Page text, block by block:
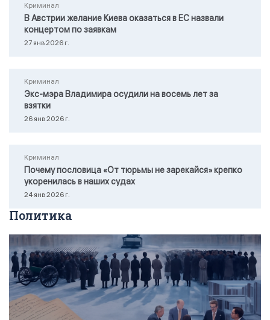
Криминал
В Австрии желание Киева оказаться в ЕС назвали
концертом по заявкам
27 янв 2026 г.
Криминал
Экс-мэра Владимира осудили на восемь лет за
взятки
26 янв 2026 г.
Криминал
Почему пословица «От тюрьмы не зарекайся» крепко
укоренилась в наших судах
24 янв 2026 г.
Политика